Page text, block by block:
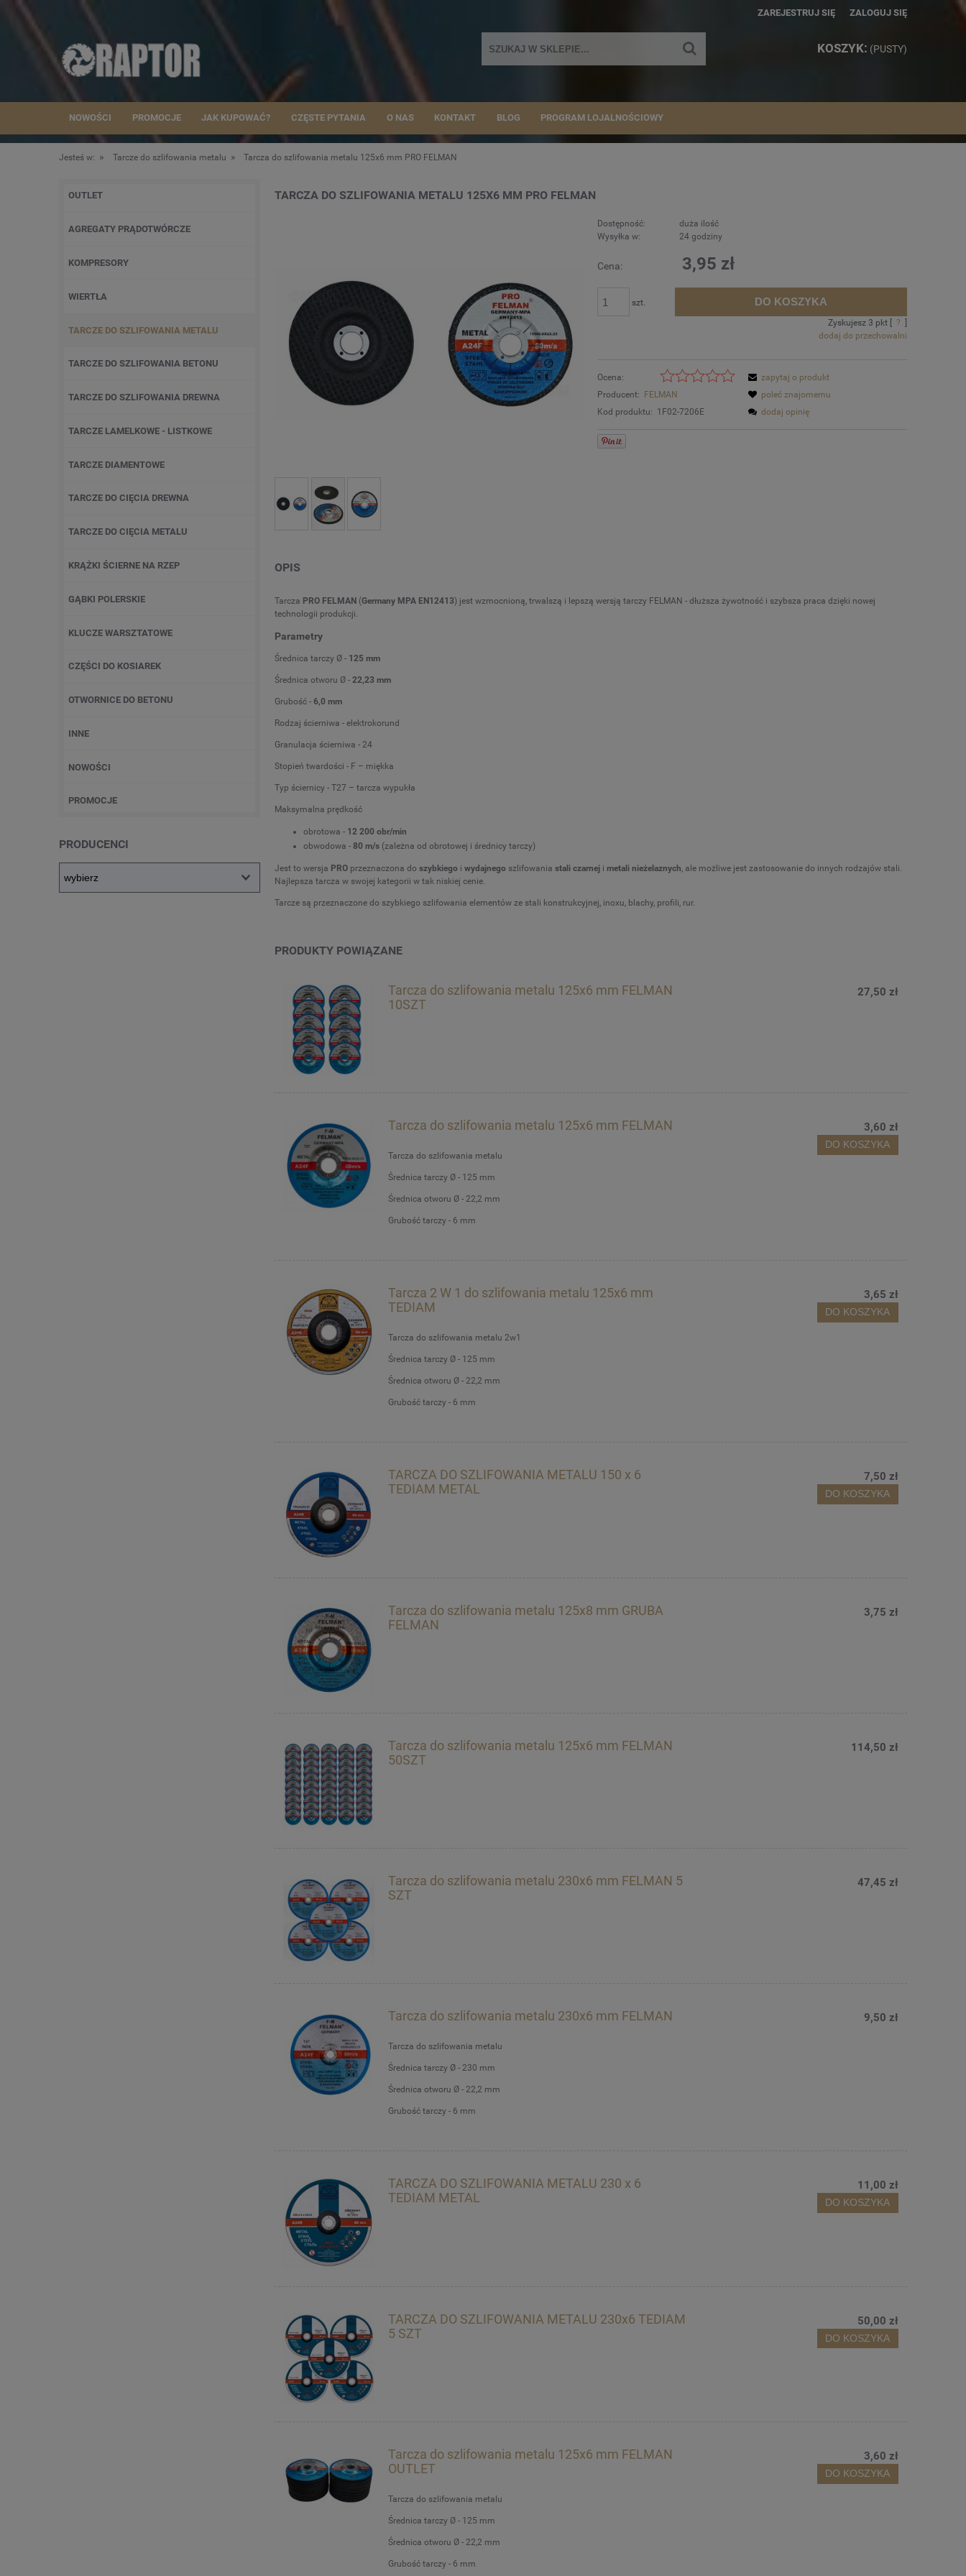
ZAREJESTRUJ SIĘ ZALOGUJ SIĘ
KOSZYK: (PUSTY)
NOWOŚCI PROMOCJE JAK KUPOWAĆ? CZĘSTE PYTANIA O NAS KONTAKT BLOG PROGRAM LOJALNOŚCIOWY
Jesteś w: » Tarcze do szlifowania metalu » Tarcza do szlifowania metalu 125x6 mm PRO FELMAN
OUTLET
AGREGATY PRĄDOTWÓRCZE
KOMPRESORY
WIERTŁA
TARCZE DO SZLIFOWANIA METALU
TARCZE DO SZLIFOWANIA BETONU
TARCZE DO SZLIFOWANIA DREWNA
TARCZE LAMELKOWE - LISTKOWE
TARCZE DIAMENTOWE
TARCZE DO CIĘCIA DREWNA
TARCZE DO CIĘCIA METALU
KRĄŻKI ŚCIERNE NA RZEP
GĄBKI POLERSKIE
KLUCZE WARSZTATOWE
CZĘŚCI DO KOSIAREK
OTWORNICE DO BETONU
INNE
NOWOŚCI
PROMOCJE
PRODUCENCI
TARCZA DO SZLIFOWANIA METALU 125X6 MM PRO FELMAN
Dostępność:
duża ilość
Wysyłka w:
24 godziny
Cena: 3,95 zł
szt. DO KOSZYKA
Zyskujesz 3 pkt [ ?
dodaj do przechowalni
Ocena:
Producent:
FELMAN
Kod produktu: 1F02-7206E
zapytaj o produkt
poleć znajomemu
dodaj opinię
OPIS
Tarcza PRO FELMAN (Germany MPA EN12413) jest wzmocnioną, trwalszą i lepszą wersją tarczy FELMAN - dłuższa żywotność i szybsza praca dzięki nowej
technologii produkcji.
Parametry
Średnica tarczy Ø - 125 mm
Średnica otworu Ø - 22,23 mm
Grubość - 6,0 mm
Rodzaj ścierniwa - elektrokorund
Granulacja ścierniwa - 24
Stopień twardości - F – miękka
Typ ściernicy - T27 – tarcza wypukła
Maksymalna prędkość
obrotowa - 12 200 obr/min
obwodowa - 80 m/s (zależna od obrotowej i średnicy tarczy)
Jest to wersja PRO przeznaczona do szybkiego i wydajnego szlifowania stali czarnej i metali nieżelaznych, ale możliwe jest zastosowanie do innych rodzajów stali.
Najlepsza tarcza w swojej kategorii w tak niskiej cenie.
Tarcze są przeznaczone do szybkiego szlifowania elementów ze stali konstrukcyjnej, inoxu, blachy, profili, rur.
PRODUKTY POWIĄZANE
Tarcza do szlifowania metalu 125x6 mm FELMAN
10SZT
27,50 zł
Tarcza do szlifowania metalu 125x6 mm FELMAN
Tarcza do szlifowania metalu
Średnica tarczy Ø - 125 mm
Średnica otworu Ø - 22,2 mm
Grubość tarczy - 6 mm
3,60 zł
DO KOSZYKA
Tarcza 2 W 1 do szlifowania metalu 125x6 mm
TEDIAM
Tarcza do szlifowania metalu 2w1
Średnica tarczy Ø - 125 mm
Średnica otworu Ø - 22,2 mm
Grubość tarczy - 6 mm
3,65 zł
DO KOSZYKA
TARCZA DO SZLIFOWANIA METALU 150 x 6
TEDIAM METAL
7,50 zł
DO KOSZYKA
Tarcza do szlifowania metalu 125x8 mm GRUBA
FELMAN
3,75 zł
Tarcza do szlifowania metalu 125x6 mm FELMAN
50SZT
114,50 zł
Tarcza do szlifowania metalu 230x6 mm FELMAN 5
SZT
47,45 zł
Tarcza do szlifowania metalu 230x6 mm FELMAN
Tarcza do szlifowania metalu
Średnica tarczy Ø - 230 mm
Średnica otworu Ø - 22,2 mm
Grubość tarczy - 6 mm
9,50 zł
TARCZA DO SZLIFOWANIA METALU 230 x 6
TEDIAM METAL
11,00 zł
DO KOSZYKA
TARCZA DO SZLIFOWANIA METALU 230x6 TEDIAM
5 SZT
50,00 zł
DO KOSZYKA
Tarcza do szlifowania metalu 125x6 mm FELMAN
OUTLET
Tarcza do szlifowania metalu
Średnica tarczy Ø - 125 mm
Średnica otworu Ø - 22,2 mm
Grubość tarczy - 6 mm
3,60 zł
DO KOSZYKA